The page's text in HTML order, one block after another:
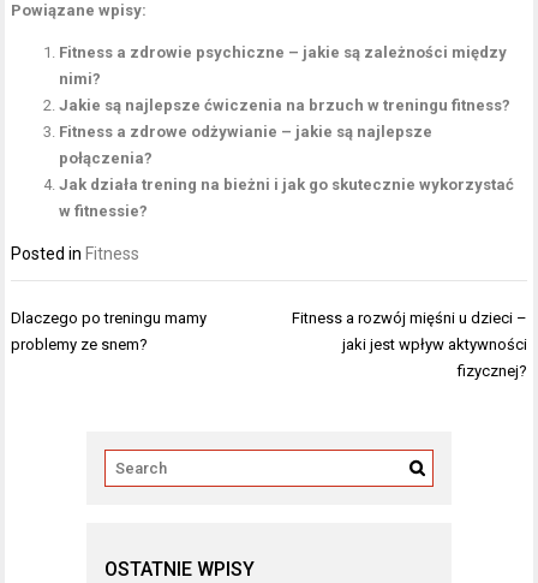
Powiązane wpisy:
Fitness a zdrowie psychiczne – jakie są zależności między
nimi?
Jakie są najlepsze ćwiczenia na brzuch w treningu fitness?
Fitness a zdrowe odżywianie – jakie są najlepsze
połączenia?
Jak działa trening na bieżni i jak go skutecznie wykorzystać
w fitnessie?
Posted in Fitness
Nawigacja
wpisu
Dlaczego po treningu mamy
problemy ze snem?
Fitness a rozwój mięśni u dzieci –
jaki jest wpływ aktywności
fizycznej?
OSTATNIE WPISY